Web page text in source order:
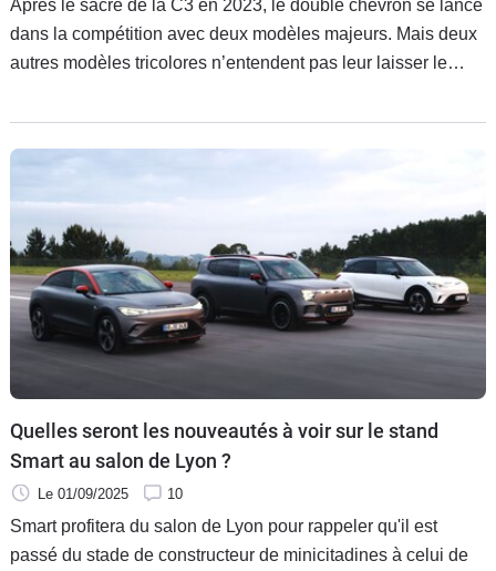
Après le sacre de la C3 en 2023, le double chevron se lance
dans la compétition avec deux modèles majeurs. Mais deux
autres modèles tricolores n’entendent pas leur laisser le
Quelles seront les nouveautés à voir sur le stand
Smart au salon de Lyon ?
Le 01/09/2025 10
Smart profitera du salon de Lyon pour rappeler qu'il est
passé du stade de constructeur de minicitadines à celui de